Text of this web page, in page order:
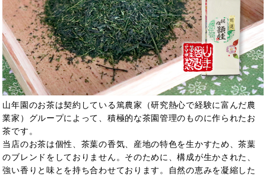
山年園のお茶は契約している篤農家（研究熱心で経験に富んだ農
業家）グループによって、積極的な茶園管理のものに作られたお
茶です。
当店のお茶は個性、茶葉の香気、産地の特色を生かすため、茶葉
のブレンドをしておりません。そのために、構成が生かされた、
強い香りと味とを持ち合わせております。自然の恵みを凝縮した